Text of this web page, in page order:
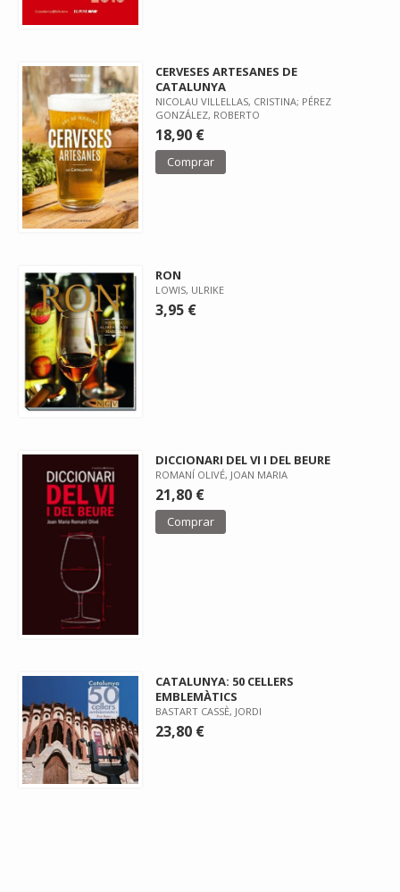
CERVESES ARTESANES DE
CATALUNYA
NICOLAU VILLELLAS, CRISTINA; PÉREZ
GONZÁLEZ, ROBERTO
18,90 €
Comprar
RON
LOWIS, ULRIKE
3,95 €
DICCIONARI DEL VI I DEL BEURE
ROMANÍ OLIVÉ, JOAN MARIA
21,80 €
Comprar
CATALUNYA: 50 CELLERS
EMBLEMÀTICS
BASTART CASSÈ, JORDI
23,80 €